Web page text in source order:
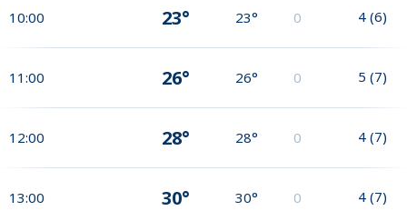
10:00 23° 23° 0 4 (6)
11:00 26° 26° 0 5 (7)
12:00 28° 28° 0 4 (7)
13:00 30° 30° 0 4 (7)